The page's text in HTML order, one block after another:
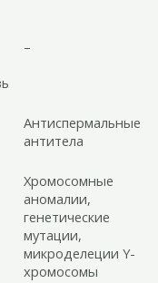
–
Антиспермальные
антитела
Хромосомные
аномалии,
генетические
мутации,
микроделеции Y-
хромосомы